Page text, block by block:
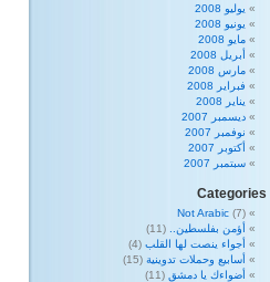
يوليو 2008
يونيو 2008
مايو 2008
أبريل 2008
مارس 2008
فبراير 2008
يناير 2008
ديسمبر 2007
نوفمبر 2007
أكتوبر 2007
سبتمبر 2007
Categories
Not Arabic (7)
أؤمن بفلسطين..
(11)
أجواء ينصت لها القلب (4)
أسابيع وحملات تدوينية (15)
أضواءك يا دمشق (11)